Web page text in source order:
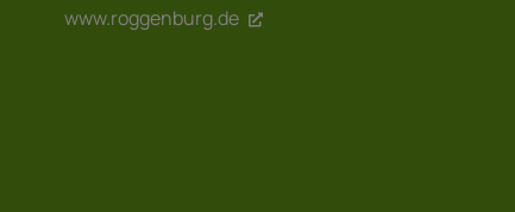
www.roggenburg.de